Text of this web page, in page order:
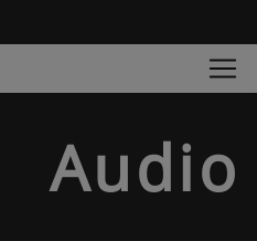
Audio